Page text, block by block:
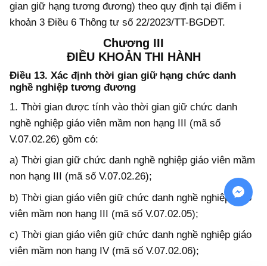
gian giữ hạng tương đương) theo quy định tại điểm i
khoản 3 Điều 6 Thông tư số 22/2023/TT-BGDĐT.
Chương III
ĐIỀU KHOẢN THI HÀNH
Điều 13. Xác định thời gian giữ hạng chức danh
nghề nghiệp tương đương
1. Thời gian được tính vào thời gian giữ chức danh
nghề nghiệp giáo viên mầm non hạng III (mã số
V.07.02.26) gồm có:
a) Thời gian giữ chức danh nghề nghiệp giáo viên mầm
non hạng III (mã số V.07.02.26);
b) Thời gian giáo viên giữ chức danh nghề nghiệp giáo
viên mầm non hạng III (mã số V.07.02.05);
c) Thời gian giáo viên giữ chức danh nghề nghiệp giáo
viên mầm non hạng IV (mã số V.07.02.06);